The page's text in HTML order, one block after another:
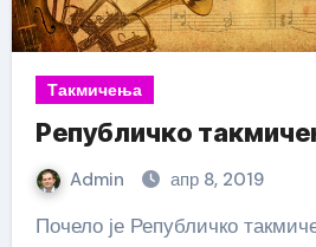
Такмичења
Републичко
Admin апр 8, 2019
Почело је Републичко такмичење. Наши ученици